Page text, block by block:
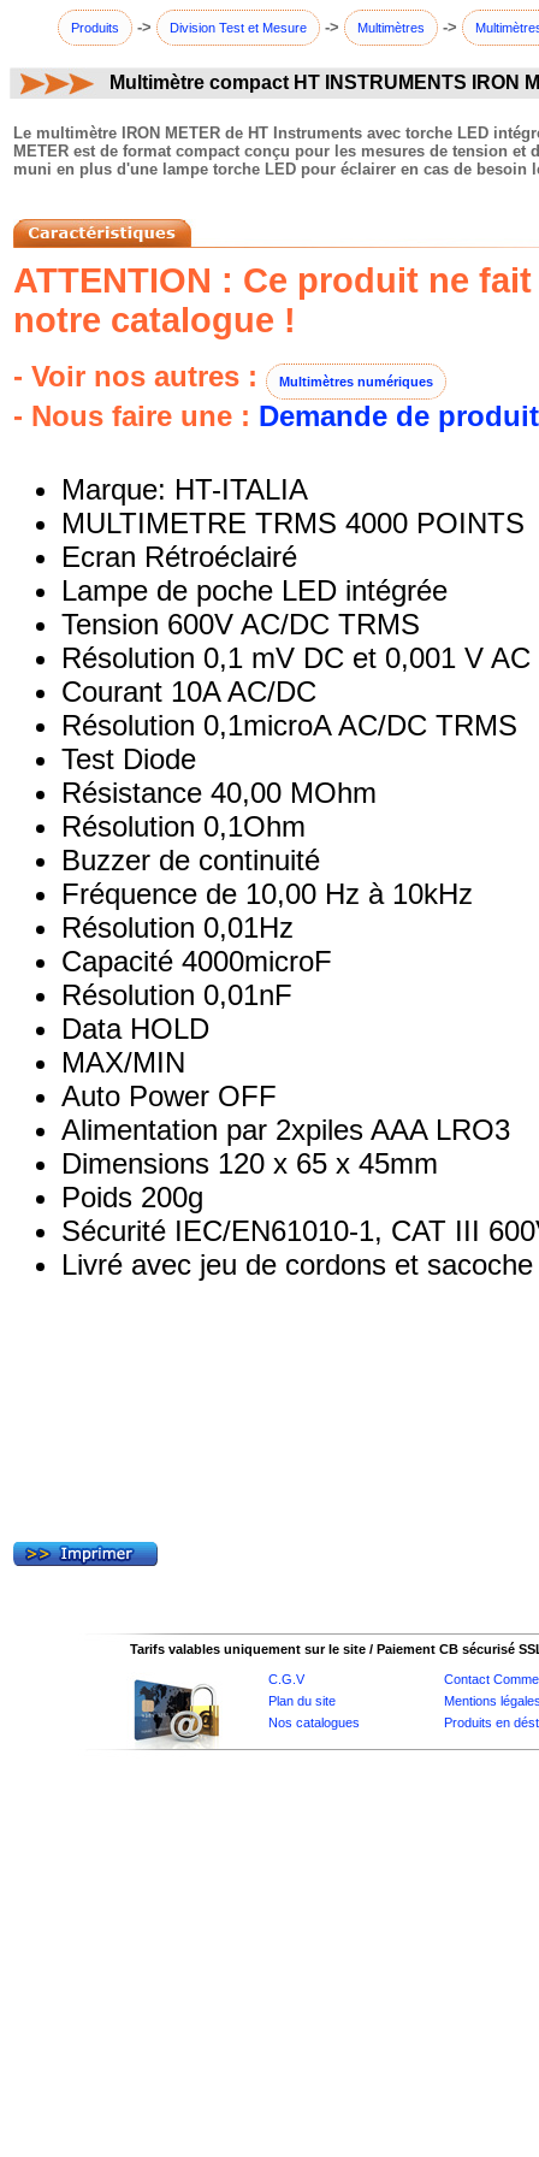
Produits -> Division Test et Mesure -> Multimètres ->
Multimètre compact HT INSTRUMENTS IRON
Le multimètre IRON METER de HT Instruments avec torche LED
METER est de format compact conçu pour les mesures de tension et
muni en plus d'une lampe torche LED pour éclairer en cas de besoin
ATTENTION : Ce produit ne
notre catalogue !
- Voir nos autres : Multimètres numériques
- Nous faire une : Demande de
Marque: HT-ITALIA
MULTIMETRE TRMS 4000 POINTS
Ecran Rétroéclairé
Lampe de poche LED intégrée
Tension 600V AC/DC TRMS
Résolution 0,1 mV DC et 0,001 V
Courant 10A AC/DC
Résolution 0,1microA AC/DC TRMS
Test Diode
Résistance 40,00 MOhm
Résolution 0,1Ohm
Buzzer de continuité
Fréquence de 10,00 Hz à 10kHz
Résolution 0,01Hz
Capacité 4000microF
Résolution 0,01nF
Data HOLD
MAX/MIN
Auto Power OFF
Alimentation par 2xpiles AAA LRO3
Dimensions 120 x 65 x 45mm
Poids 200g
Sécurité IEC/EN61010-1, CAT III
Livré avec jeu de cordons et
Tarifs valables uniquement sur le site / Paiement CB sécurisé
C.G.V
Contact
Plan du site
Mentions
Nos catalogues
Produits en